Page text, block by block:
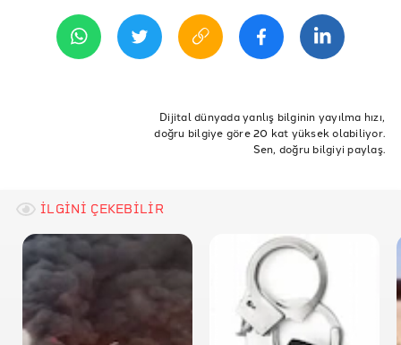
REFERANSLAR
TikTok - unreallvfx
Facebook - Ahmed Saadaq Cabdi
İran
Tel Aviv
İran İsrail Amerika Savaşı
Tel Aviv Saldırı
Dijital dünyada yanlış bilginin yayılma hızı,
doğru bilgiye göre 20 kat yüksek olabiliyor.
Sen, doğru bilgiyi paylaş.
İLGİNİ ÇEKEBİLİR